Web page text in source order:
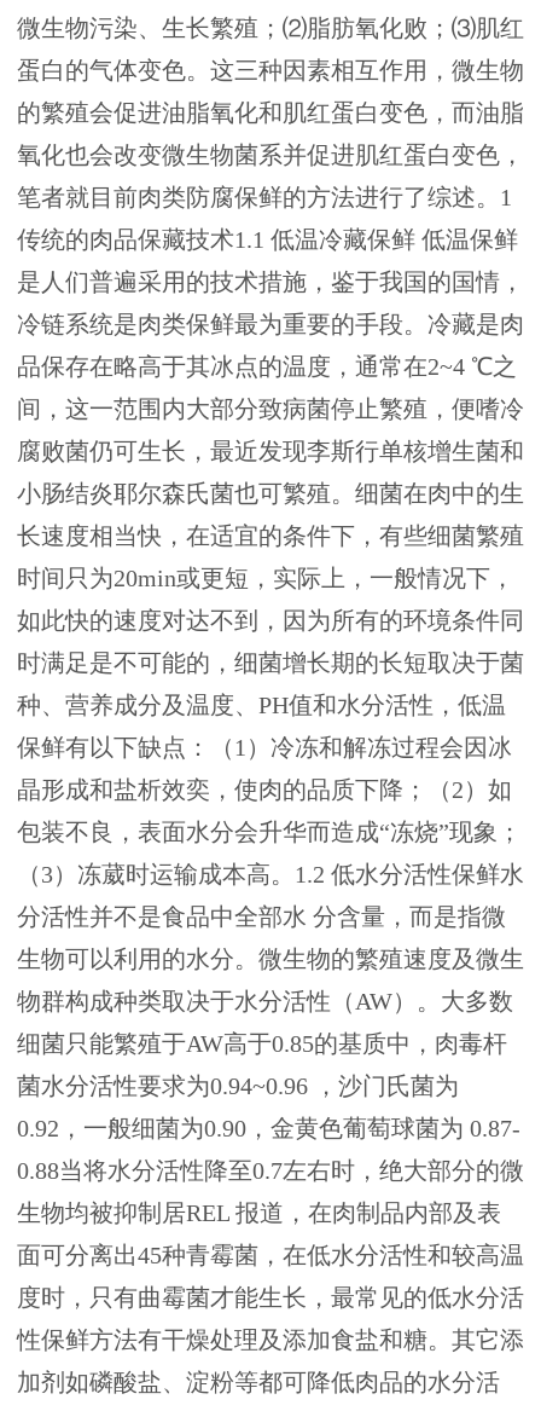
微生物污染、生长繁殖；⑵脂肪氧化败；⑶肌红
蛋白的气体变色。这三种因素相互作用，微生物
的繁殖会促进油脂氧化和肌红蛋白变色，而油脂
氧化也会改变微生物菌系并促进肌红蛋白变色，
笔者就目前肉类防腐保鲜的方法进行了综述。1
传统的肉品保藏技术1.1 低温冷藏保鲜 低温保鲜
是人们普遍采用的技术措施，鉴于我国的国情，
冷链系统是肉类保鲜最为重要的手段。冷藏是肉
品保存在略高于其冰点的温度，通常在2~4 ℃之
间，这一范围内大部分致病菌停止繁殖，便嗜冷
腐败菌仍可生长，最近发现李斯行单核增生菌和
小肠结炎耶尔森氏菌也可繁殖。细菌在肉中的生
长速度相当快，在适宜的条件下，有些细菌繁殖
时间只为20min或更短，实际上，一般情况下，
如此快的速度对达不到，因为所有的环境条件同
时满足是不可能的，细菌增长期的长短取决于菌
种、营养成分及温度、PH值和水分活性，低温
保鲜有以下缺点：（1）冷冻和解冻过程会因冰
晶形成和盐析效奕，使肉的品质下降；（2）如
包装不良，表面水分会升华而造成“冻烧”现象；
（3）冻葳时运输成本高。1.2 低水分活性保鲜水
分活性并不是食品中全部水 分含量，而是指微
生物可以利用的水分。微生物的繁殖速度及微生
物群构成种类取决于水分活性（AW）。大多数
细菌只能繁殖于AW高于0.85的基质中，肉毒杆
菌水分活性要求为0.94~0.96 ，沙门氏菌为
0.92，一般细菌为0.90，金黄色葡萄球菌为 0.87-
0.88当将水分活性降至0.7左右时，绝大部分的微
生物均被抑制居REL 报道，在肉制品内部及表
面可分离出45种青霉菌，在低水分活性和较高温
度时，只有曲霉菌才能生长，最常见的低水分活
性保鲜方法有干燥处理及添加食盐和糖。其它添
加剂如磷酸盐、淀粉等都可降低肉品的水分活